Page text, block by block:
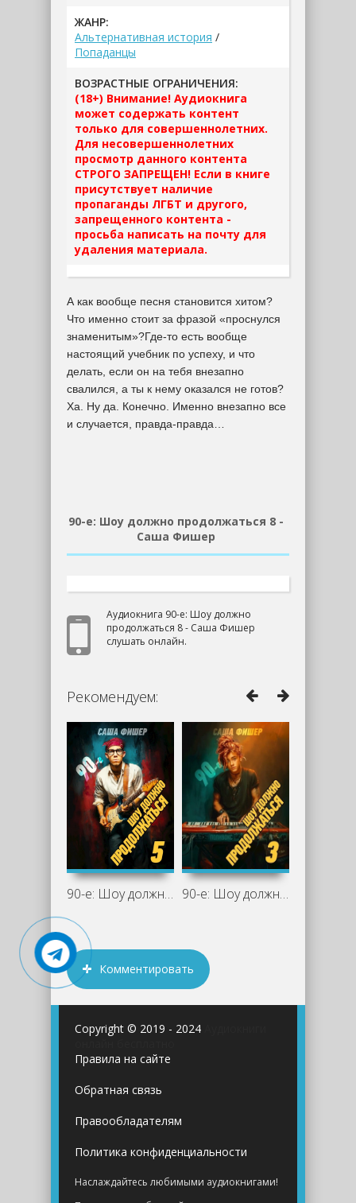
ЖАНР:
Альтернативная история /
Попаданцы
ВОЗРАСТНЫЕ ОГРАНИЧЕНИЯ:
(18+) Внимание! Аудиокнига
может содержать контент
только для совершеннолетних.
Для несовершеннолетних
просмотр данного контента
СТРОГО ЗАПРЕЩЕН! Если в книге
присутствует наличие
пропаганды ЛГБТ и другого,
запрещенного контента -
просьба написать на почту для
удаления материала.
А как вообще песня становится хитом?
Что именно стоит за фразой «проснулся
знаменитым»?Где-то есть вообще
настоящий учебник по успеху, и что
делать, если он на тебя внезапно
свалился, а ты к нему оказался не готов?
Ха. Ну да. Конечно. Именно внезапно все
и случается, правда-правда…
90-е: Шоу должно продолжаться 8 -
Саша Фишер
Аудиокнига 90-е: Шоу должно
продолжаться 8 - Саша Фишер
слушать онлайн.
Рекомендуем:
90-е: Шоу должно продолжаться 5 - Саша 90-е: Шоу должно продолжаться 3 - Саша
Комментировать
Copyright © 2019 - 2024
Правила на сайте
Обратная связь
Правообладателям
Политика конфиденциальности
Наслаждайтесь любимыми аудиокнигами!